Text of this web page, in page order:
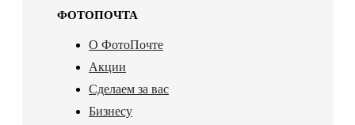
ФОТОПОЧТА
О ФотоПочте
Акции
Сделаем за вас
Бизнесу